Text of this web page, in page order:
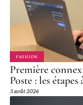
FASHION
Première
Poste : les étapes
3 août 2026